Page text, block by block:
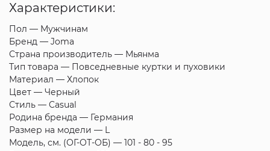
Характеристики:
Пол — Мужчинам
Бренд — Joma
Страна производитель — Мьянма
Тип товара — Повседневные куртки и пуховики
Материал — Хлопок
Цвет — Черный
Стиль — Casual
Родина бренда — Германия
Размер на модели — L
Модель, см. (ОГ-ОТ-ОБ) — 101 - 80 - 95